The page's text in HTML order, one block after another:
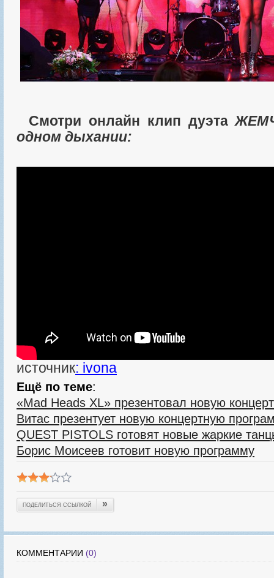
Смотри онлайн клип дуэта
одном дыхании:
источник: ivona
Ещё по теме:
«Mad Heads XL» презентовал новую
Витас презентует новую концертную
QUEST PISTOLS готовят новые жаркие
Борис Моисеев готовит новую программу
ПОДЕЛИТЬСЯ ССЫЛКОЙ »
КОММЕНТАРИИ (0)